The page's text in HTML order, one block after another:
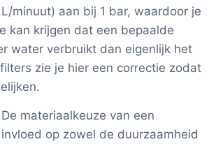
minuut) aan bij 1 bar, waardoor je
kan krijgen dat een bepaalde
water verbruikt dan eigenlijk het
zie je hier een correctie zodat
De materiaalkeuze van een
op zowel de duurzaamheid